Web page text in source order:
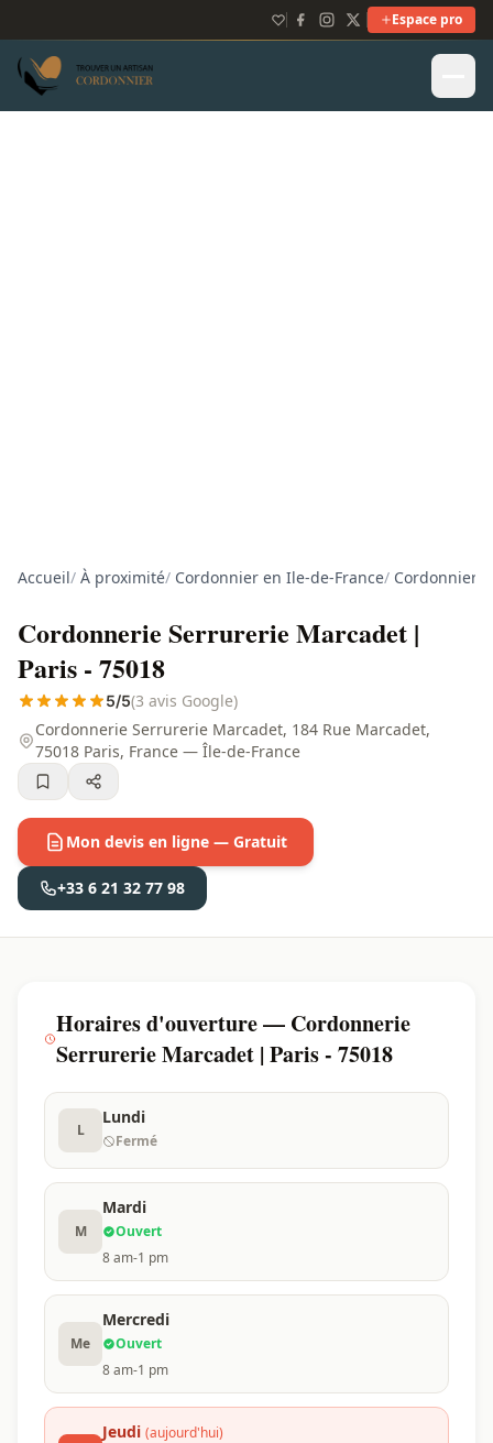
Espace pro
Accueil/ À proximité/ Cordonnier en Ile-de-France/ Cordonnier
Cordonnerie Serrurerie Marcadet |
Paris - 75018
5/5(3 avis Google)
Cordonnerie Serrurerie Marcadet, 184 Rue Marcadet,
75018 Paris, France — Île-de-France
Mon devis en ligne — Gratuit
+33 6 21 32 77 98
Horaires d'ouverture — Cordonnerie
Serrurerie Marcadet | Paris - 75018
L
Lundi
Fermé
M
Mardi
Ouvert
8 am-1 pm
Me
Mercredi
Ouvert
8 am-1 pm
Jeudi (aujourd'hui)